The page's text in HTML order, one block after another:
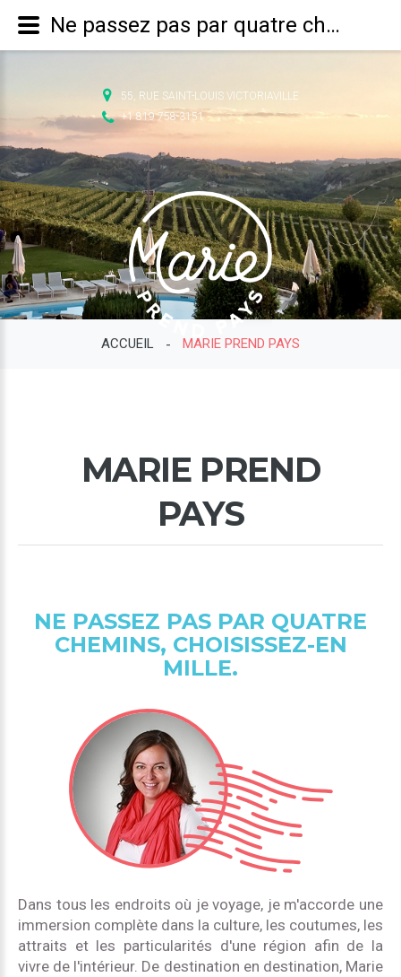
55, RUE SAINT-LOUIS VICTORIAVILLE
+1 819 758-3151
ACCUEIL - MARIE PREND PAYS
MARIE PREND
PAYS
NE PASSEZ PAS PAR QUATRE
CHEMINS, CHOISISSEZ-EN
MILLE.
Dans tous les endroits où je voyage, je m'accorde une
immersion complète dans la culture, les coutumes, les
attraits et les particularités d'une région afin de la
vivre de l'intérieur. De destination en destination, Marie
Ne passez pas par quatre chemins, choisissez-en mille. - Marie prend pays - Page 8